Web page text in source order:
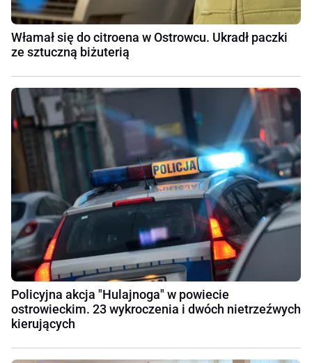
Włamał się do citroena w Ostrowcu. Ukradł paczki
ze sztuczną biżuterią
Policyjna akcja "Hulajnoga" w powiecie
ostrowieckim. 23 wykroczenia i dwóch nietrzeźwych
kierujących